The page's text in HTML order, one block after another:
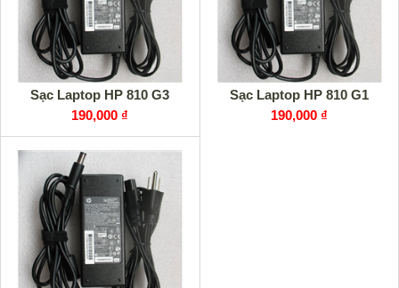
Sạc Laptop HP 810 G3
190,000 ₫
Sạc Laptop HP 810 G1
190,000 ₫